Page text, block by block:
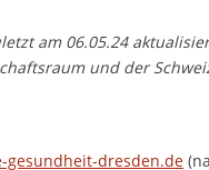
am 06.05.24
und der
gesundheit-dresden.de